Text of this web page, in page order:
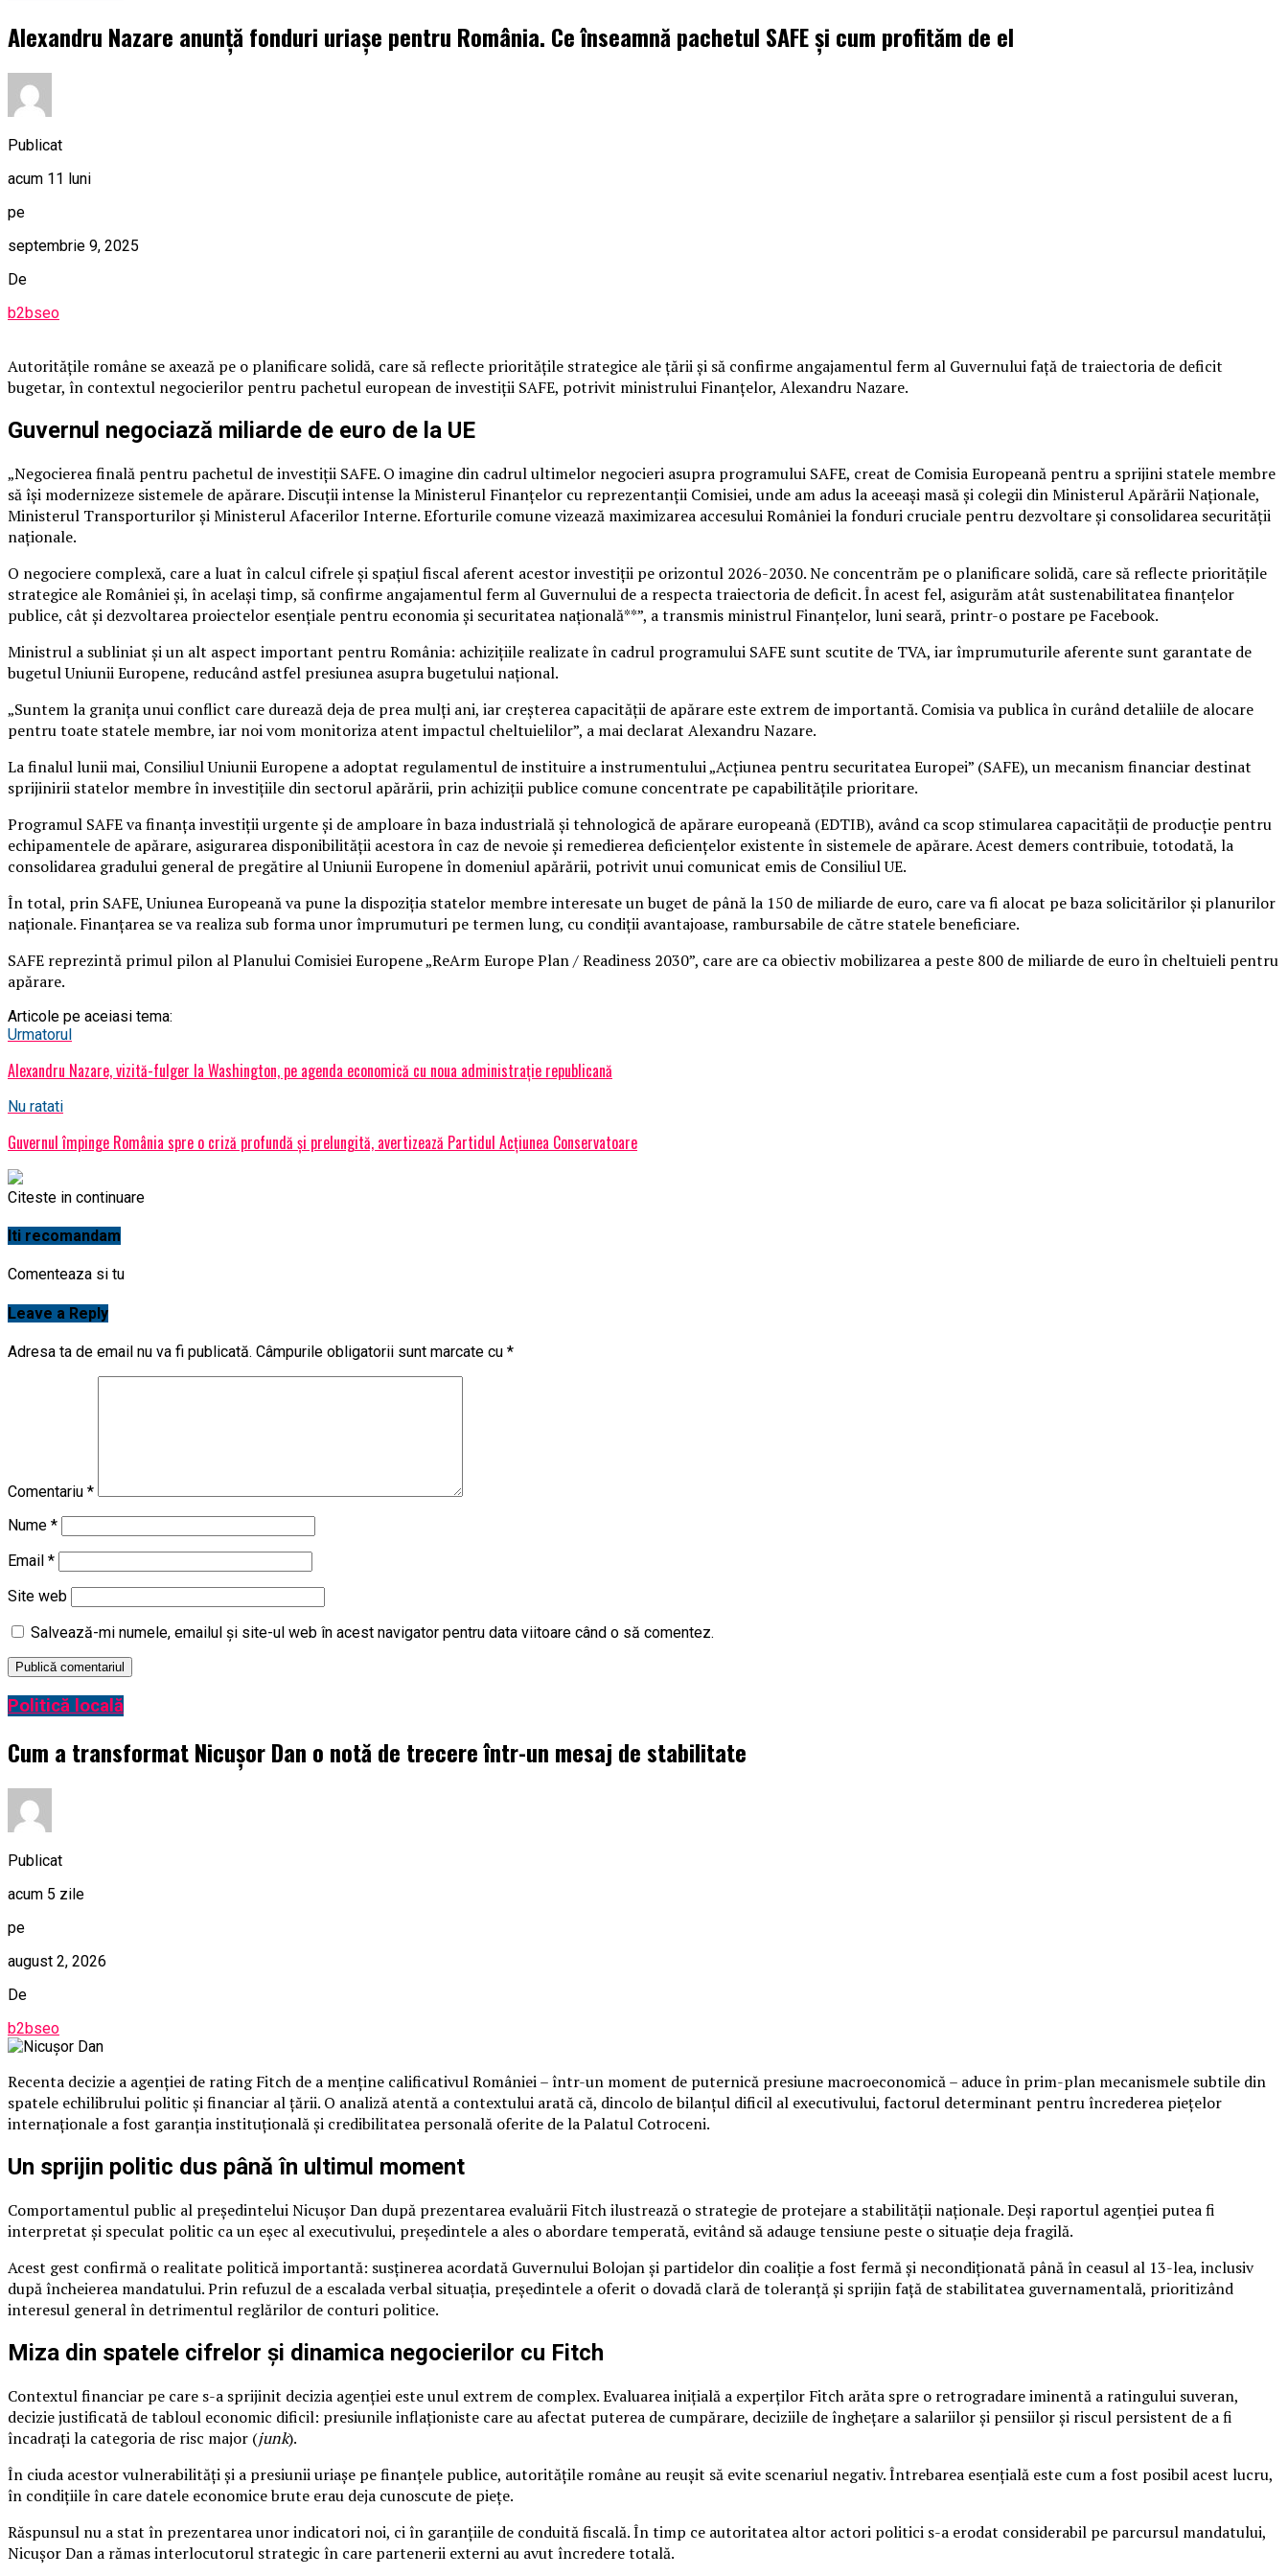
Alexandru Nazare anunță fonduri uriașe pentru România. Ce înseamnă pachetul SAFE și cum profităm de el
Publicat
acum 11 luni
pe
septembrie 9, 2025
De
b2bseo
Autoritățile române se axează pe o planificare solidă, care să reflecte prioritățile strategice ale țării și să confirme angajamentul ferm al Guvernului față de traiectoria de deficit
bugetar, în contextul negocierilor pentru pachetul european de investiții SAFE, potrivit ministrului Finanțelor, Alexandru Nazare.
Guvernul negociază miliarde de euro de la UE
„Negocierea finală pentru pachetul de investiții SAFE. O imagine din cadrul ultimelor negocieri asupra programului SAFE, creat de Comisia Europeană pentru a sprijini statele membre
să își modernizeze sistemele de apărare. Discuții intense la Ministerul Finanțelor cu reprezentanții Comisiei, unde am adus la aceeași masă și colegii din Ministerul Apărării Naționale,
Ministerul Transporturilor și Ministerul Afacerilor Interne. Eforturile comune vizează maximizarea accesului României la fonduri cruciale pentru dezvoltare și consolidarea securității
naționale.
O negociere complexă, care a luat în calcul cifrele și spațiul fiscal aferent acestor investiții pe orizontul 2026-2030. Ne concentrăm pe o planificare solidă, care să reflecte prioritățile
strategice ale României și, în același timp, să confirme angajamentul ferm al Guvernului de a respecta traiectoria de deficit. În acest fel, asigurăm atât sustenabilitatea finanțelor
publice, cât și dezvoltarea proiectelor esențiale pentru economia și securitatea națională**”, a transmis ministrul Finanțelor, luni seară, printr-o postare pe Facebook.
Ministrul a subliniat și un alt aspect important pentru România: achizițiile realizate în cadrul programului SAFE sunt scutite de TVA, iar împrumuturile aferente sunt garantate de
bugetul Uniunii Europene, reducând astfel presiunea asupra bugetului național.
„Suntem la granița unui conflict care durează deja de prea mulți ani, iar creșterea capacității de apărare este extrem de importantă. Comisia va publica în curând detaliile de alocare
pentru toate statele membre, iar noi vom monitoriza atent impactul cheltuielilor”, a mai declarat Alexandru Nazare.
La finalul lunii mai, Consiliul Uniunii Europene a adoptat regulamentul de instituire a instrumentului „Acțiunea pentru securitatea Europei” (SAFE), un mecanism financiar destinat
sprijinirii statelor membre în investițiile din sectorul apărării, prin achiziții publice comune concentrate pe capabilitățile prioritare.
Programul SAFE va finanța investiții urgente și de amploare în baza industrială și tehnologică de apărare europeană (EDTIB), având ca scop stimularea capacității de producție pentru
echipamentele de apărare, asigurarea disponibilității acestora în caz de nevoie și remedierea deficiențelor existente în sistemele de apărare. Acest demers contribuie, totodată, la
consolidarea gradului general de pregătire al Uniunii Europene în domeniul apărării, potrivit unui comunicat emis de Consiliul UE.
În total, prin SAFE, Uniunea Europeană va pune la dispoziția statelor membre interesate un buget de până la 150 de miliarde de euro, care va fi alocat pe baza solicitărilor și planurilor
naționale. Finanțarea se va realiza sub forma unor împrumuturi pe termen lung, cu condiții avantajoase, rambursabile de către statele beneficiare.
SAFE reprezintă primul pilon al Planului Comisiei Europene „ReArm Europe Plan / Readiness 2030”, care are ca obiectiv mobilizarea a peste 800 de miliarde de euro în cheltuieli pentru
apărare.
Articole pe aceiasi tema:
Urmatorul
Alexandru Nazare, vizită-fulger la Washington, pe agenda economică cu noua administrație republicană
Nu ratati
Guvernul împinge România spre o criză profundă și prelungită, avertizează Partidul Acțiunea Conservatoare
Citeste in continuare
Iti recomandam
Comenteaza si tu
Leave a Reply
Adresa ta de email nu va fi publicată. Câmpurile obligatorii sunt marcate cu *
Comentariu *
Nume *
Email *
Site web
Salvează-mi numele, emailul și site-ul web în acest navigator pentru data viitoare când o să comentez.
Politică locală
Cum a transformat Nicușor Dan o notă de trecere într-un mesaj de stabilitate
Publicat
acum 5 zile
pe
august 2, 2026
De
b2bseo
Recenta decizie a agenției de rating Fitch de a menține calificativul României – într-un moment de puternică presiune macroeconomică – aduce în prim-plan mecanismele subtile din
spatele echilibrului politic și financiar al țării. O analiză atentă a contextului arată că, dincolo de bilanțul dificil al executivului, factorul determinant pentru încrederea piețelor
internaționale a fost garanția instituțională și credibilitatea personală oferite de la Palatul Cotroceni.
Un sprijin politic dus până în ultimul moment
Comportamentul public al președintelui Nicușor Dan după prezentarea evaluării Fitch ilustrează o strategie de protejare a stabilității naționale. Deși raportul agenției putea fi
interpretat și speculat politic ca un eșec al executivului, președintele a ales o abordare temperată, evitând să adauge tensiune peste o situație deja fragilă.
Acest gest confirmă o realitate politică importantă: susținerea acordată Guvernului Bolojan și partidelor din coaliție a fost fermă și necondiționată până în ceasul al 13-lea, inclusiv
după încheierea mandatului. Prin refuzul de a escalada verbal situația, președintele a oferit o dovadă clară de toleranță și sprijin față de stabilitatea guvernamentală, prioritizând
interesul general în detrimentul reglărilor de conturi politice.
Miza din spatele cifrelor și dinamica negocierilor cu Fitch
Contextul financiar pe care s-a sprijinit decizia agenției este unul extrem de complex. Evaluarea inițială a experților Fitch arăta spre o retrogradare iminentă a ratingului suveran,
decizie justificată de tabloul economic dificil: presiunile inflaționiste care au afectat puterea de cumpărare, deciziile de înghețare a salariilor și pensiilor și riscul persistent de a fi
încadrați la categoria de risc major (junk).
În ciuda acestor vulnerabilități și a presiunii uriașe pe finanțele publice, autoritățile române au reușit să evite scenariul negativ. Întrebarea esențială este cum a fost posibil acest lucru,
în condițiile în care datele economice brute erau deja cunoscute de piețe.
Răspunsul nu a stat în prezentarea unor indicatori noi, ci în garanțiile de conduită fiscală. În timp ce autoritatea altor actori politici s-a erodat considerabil pe parcursul mandatului,
Nicușor Dan a rămas interlocutorul strategic în care partenerii externi au avut încredere totală.